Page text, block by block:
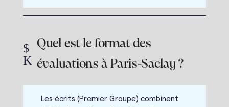
Quel est le format des
évaluations à Paris-Saclay ?
$
K
Les écrits (Premier Groupe) combinent